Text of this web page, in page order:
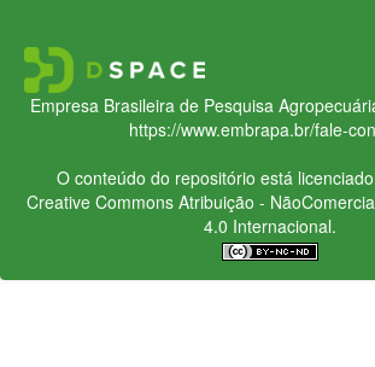
Empresa Brasileira de Pesquisa
https://www.embrapa.br/fale-
O conteúdo do repositório está
Creative CommonsAtribuição -
4.0 Internacional.